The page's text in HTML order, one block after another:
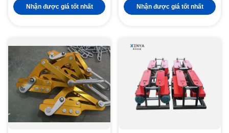
nylon để kéo cáp đường
truyền
Nhận được giá tốt nhất
Block để lắp đặt đường truyền
Nhận được giá tốt nhất